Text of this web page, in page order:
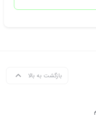
بازگشت به بالا